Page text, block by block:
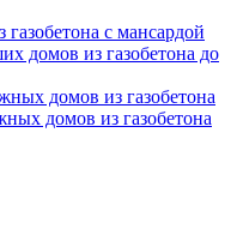
с мансардой
домов из газобетона до
домов из газобетона
домов из газобетона